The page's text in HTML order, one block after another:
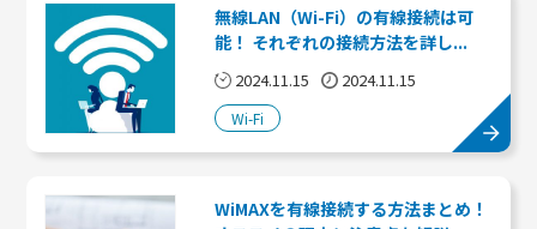
無線LAN（Wi-Fi）の有線接続は可
能！ それぞれの接続方法を詳し...
2024.11.15 2024.11.15
Wi-Fi
WiMAXを有線接続する方法まとめ！